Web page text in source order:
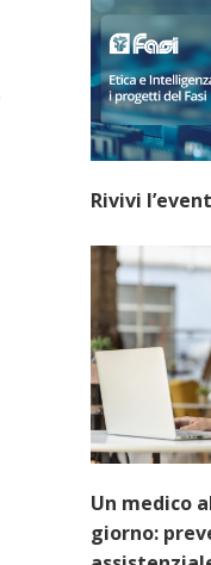
Rivivi
Un medico
giorno: